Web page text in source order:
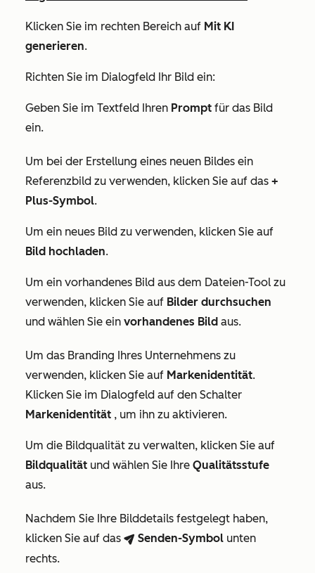
Klicken Sie im rechten Bereich auf Mit KI
generieren.
Richten Sie im Dialogfeld Ihr Bild ein:
Geben Sie im Textfeld Ihren Prompt für das Bild
ein.
Um bei der Erstellung eines neuen Bildes ein
Referenzbild zu verwenden, klicken Sie auf das +
Plus-Symbol.
Um ein neues Bild zu verwenden, klicken Sie auf
Bild hochladen.
Um ein vorhandenes Bild aus dem Dateien-Tool zu
verwenden, klicken Sie auf Bilder durchsuchen
und wählen Sie ein vorhandenes Bild aus.
Um das Branding Ihres Unternehmens zu
verwenden, klicken Sie auf Markenidentität.
Klicken Sie im Dialogfeld auf den Schalter
Markenidentität , um ihn zu aktivieren.
Um die Bildqualität zu verwalten, klicken Sie auf
Bildqualität und wählen Sie Ihre Qualitätsstufe
aus.
Nachdem Sie Ihre Bilddetails festgelegt haben,
klicken Sie auf das breezeSendIcon Senden-Symbol unten
rechts.